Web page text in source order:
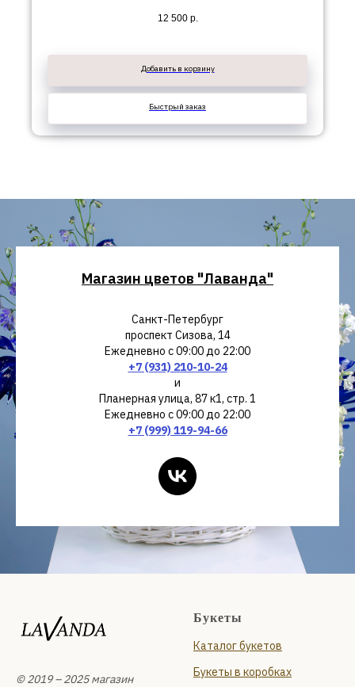
12 500 р.
Добавить в корзину
Быстрый заказ
Магазин цветов "Лаванда"
Санкт-Петербург
проспект Сизова, 14
Ежедневно с 09:00 до 22:00
+7 (931) 210-10-24
и
Планерная улица, 87 к1, стр. 1
Ежедневно с 09:00 до 22:00
+7 (999) 119-94-66
© 2019 – 2025 магазин
Букеты
Каталог букетов
Букеты в коробках